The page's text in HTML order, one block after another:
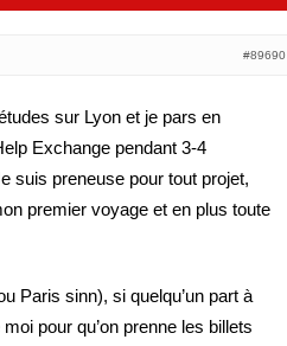
#89690
sur Lyon et je pars en
Exchange pendant 3-4
suis preneuse pour tout projet,
premier voyage et en plus toute
Paris sinn), si quelqu’un part à
pour qu’on prenne les billets